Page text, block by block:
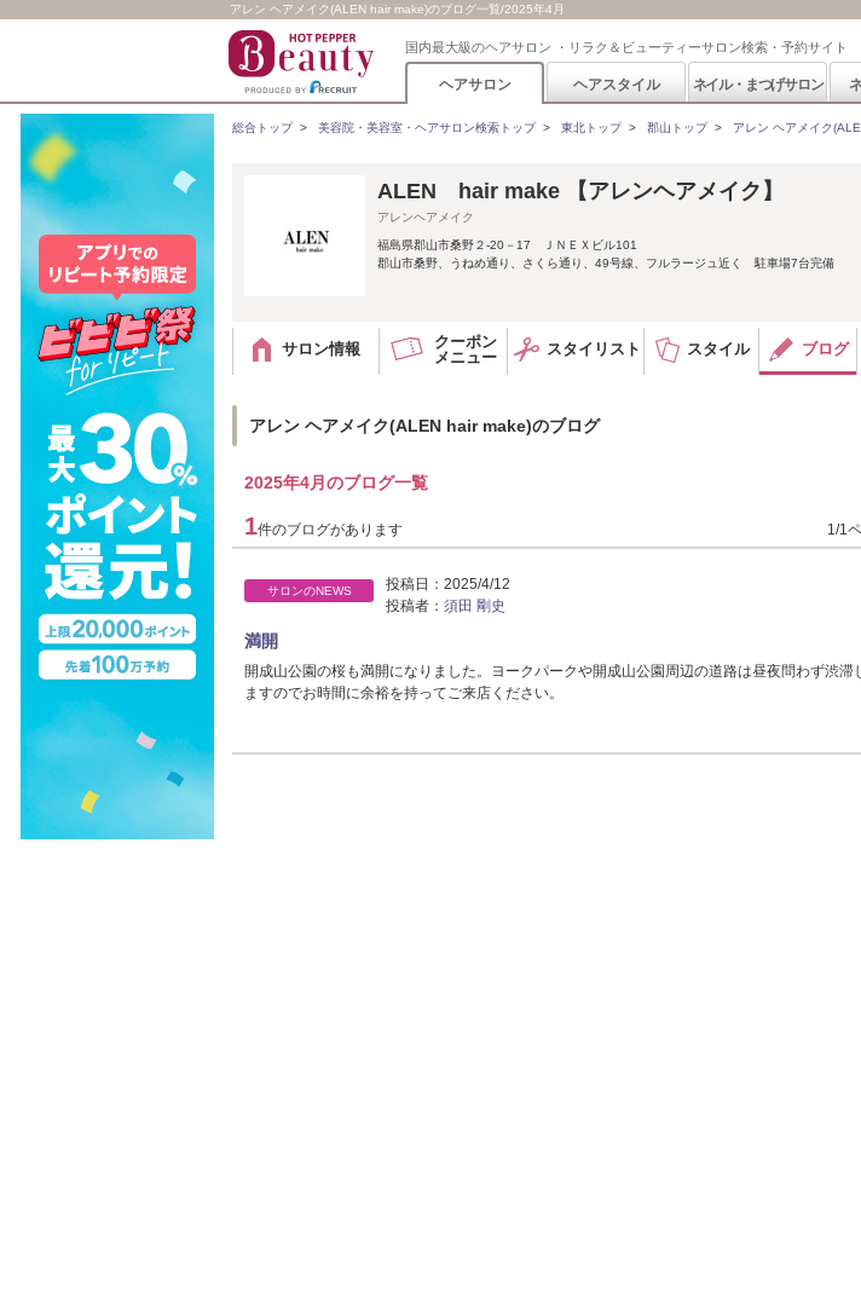
アレン ヘアメイク(ALEN hair make)のブログ一覧/2025年4月
国内最大級のヘアサロン ・リラク＆ビューティーサロン検索・予約サイト
ヘアサロン ヘアスタイル ネイル・まつげサロン
総合トップ> 美容院・美容室・ヘアサロン検索トップ> 東北トップ> 郡山トップ> アレン ヘアメイク
ALEN hair make 【アレンヘアメイク】
アレンヘアメイク
福島県郡山市桑野２-20－17 ＪＮＥＸビル101
郡山市桑野、うねめ通り、さくら通り、49号線、フルラージュ近く 駐車場7台完備
サロン情報
クーポン
メニュー
スタイリスト スタイル ブログ
アレン ヘアメイク(ALEN hair make)のブログ
2025年4月のブログ一覧
1件のブログがあります 1/1
サロンのNEWS 投稿日： 2025/4/12
投稿者： 須田 剛史
満開
開成山公園の桜も満開になりました。ヨークパークや開成山公園周辺の道路は昼夜問わず渋滞
ますのでお時間に余裕を持ってご来店ください。